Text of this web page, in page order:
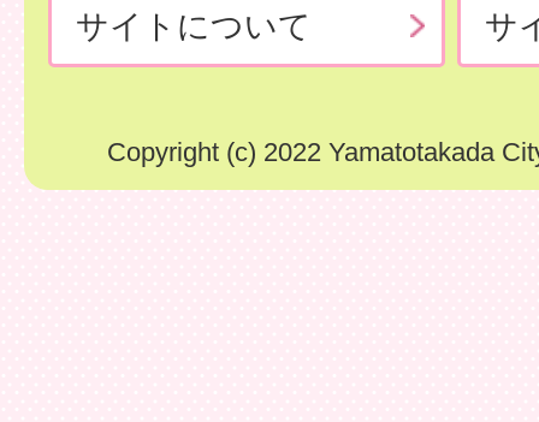
サイトについて サ
Copyright (c) 2022 Yamatotakada